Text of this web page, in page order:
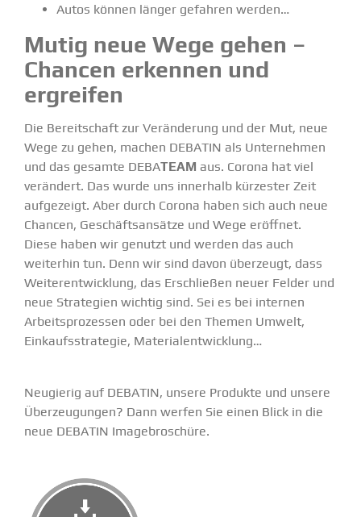
Autos können länger gefahren werden…
Mutig neue Wege gehen –
Chancen erkennen und
ergreifen
Die Bereit­schaft zur Verän­derung und der Mut, neue
Wege zu gehen, machen DEBATIN als Unter­nehmen
und das gesamte DEBATEAM aus. Corona hat viel
verändert. Das wurde uns innerhalb kürzester Zeit
aufge­zeigt. Aber durch Corona haben sich auch neue
Chancen, Geschäfts­an­sätze und Wege eröffnet.
Diese haben wir genutzt und werden das auch
weiterhin tun. Denn wir sind davon überzeugt, dass
Weiter­ent­wicklung, das Erschließen neuer Felder und
neue Strategien wichtig sind. Sei es bei internen
Arbeits­pro­zessen oder bei den Themen Umwelt,
Einkaufs­stra­tegie, Materi­al­ent­wicklung…
Neugierig auf DEBATIN, unsere Produkte und unsere
Überzeu­gungen? Dann werfen Sie einen Blick in die
neue DEBATIN Image­bro­schüre.